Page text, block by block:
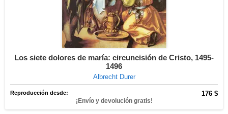
Los siete dolores de maría: circuncisión de Cristo, 1495-
1496
Albrecht Durer
Reproducción desde: 176 $
¡Envío y devolución gratis!